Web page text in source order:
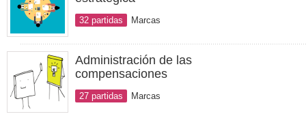
32 partidas Marcas
Administración de las
compensaciones
27 partidas Marcas